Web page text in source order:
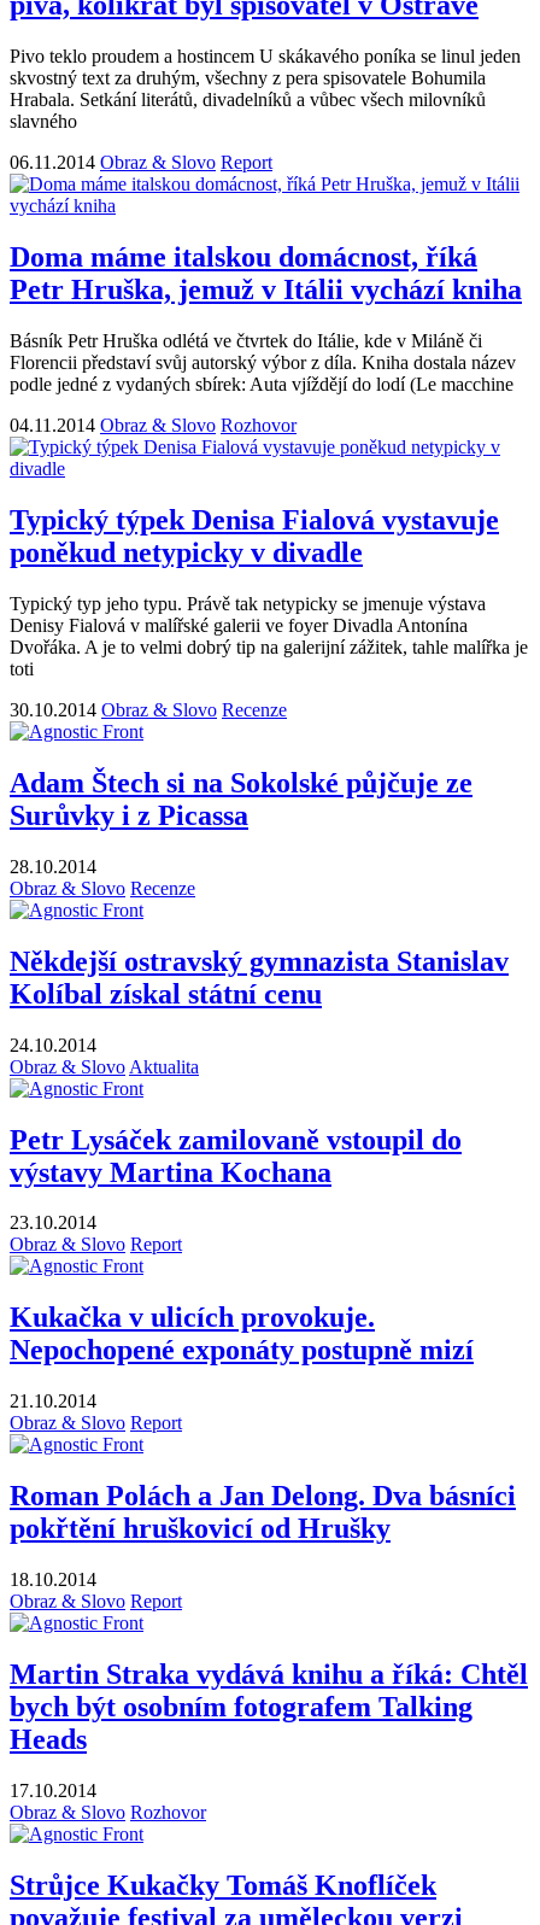
Pivo teklo proudem a hostincem U skákavého poníka se linul jeden
skvostný text za druhým, všechny z pera spisovatele Bohumila
Hrabala. Setkání literátů, divadelníků a vůbec všech milovníků
slavného
06.11.2014 Obraz & Slovo Report
Doma máme italskou domácnost, říká
Petr Hruška, jemuž v Itálii vychází kniha
Básník Petr Hruška odlétá ve čtvrtek do Itálie, kde v Miláně či
Florencii představí svůj autorský výbor z díla. Kniha dostala název
podle jedné z vydaných sbírek: Auta vjíždějí do lodí (Le macchine
04.11.2014 Obraz & Slovo Rozhovor
Typický týpek Denisa Fialová vystavuje
poněkud netypicky v divadle
Typický typ jeho typu. Právě tak netypicky se jmenuje výstava
Denisy Fialová v malířské galerii ve foyer Divadla Antonína
Dvořáka. A je to velmi dobrý tip na galerijní zážitek, tahle malířka je
toti
30.10.2014 Obraz & Slovo Recenze
Adam Štech si na Sokolské půjčuje ze
Surůvky i z Picassa
28.10.2014
Obraz & Slovo Recenze
Někdejší ostravský gymnazista Stanislav
Kolíbal získal státní cenu
24.10.2014
Obraz & Slovo Aktualita
Petr Lysáček zamilovaně vstoupil do
výstavy Martina Kochana
23.10.2014
Obraz & Slovo Report
Kukačka v ulicích provokuje.
Nepochopené exponáty postupně mizí
21.10.2014
Obraz & Slovo Report
Roman Polách a Jan Delong. Dva básníci
pokřtění hruškovicí od Hrušky
18.10.2014
Obraz & Slovo Report
Martin Straka vydává knihu a říká: Chtěl
bych být osobním fotografem Talking
Heads
17.10.2014
Obraz & Slovo Rozhovor
Strůjce Kukačky Tomáš Knoflíček
považuje festival za uměleckou verzi